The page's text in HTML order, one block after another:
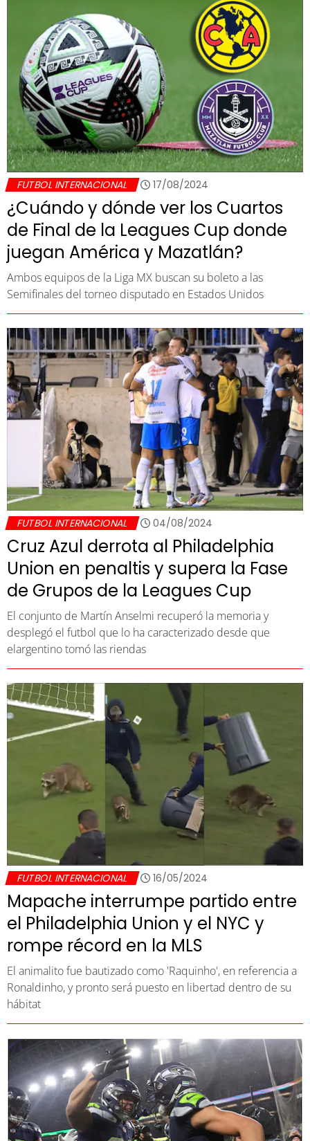
FUTBOL INTERNACIONAL 17/08/2024
¿Cuándo y dónde ver los Cuartos
de Final de la Leagues Cup donde
juegan América y Mazatlán?
Ambos equipos de la Liga MX buscan su boleto a las
Semifinales del torneo disputado en Estados Unidos
FUTBOL INTERNACIONAL 04/08/2024
Cruz Azul derrota al Philadelphia
Union en penaltis y supera la Fase
de Grupos de la Leagues Cup
El conjunto de Martín Anselmi recuperó la memoria y
desplegó el futbol que lo ha caracterizado desde que
elargentino tomó las riendas
FUTBOL INTERNACIONAL 16/05/2024
Mapache interrumpe partido entre
el Philadelphia Union y el NYC y
rompe récord en la MLS
El animalito fue bautizado como 'Raquinho', en referencia a
Ronaldinho, y pronto será puesto en libertad dentro de su
hábitat